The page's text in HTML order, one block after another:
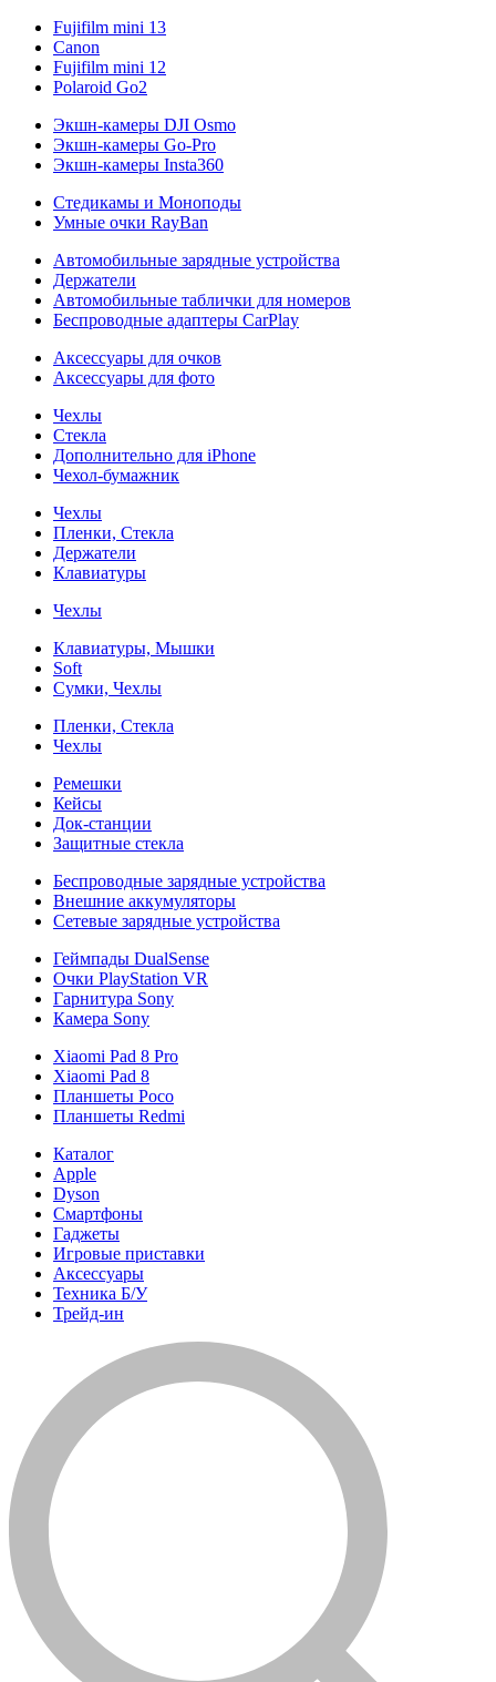
Fujifilm mini 13
Canon
Fujifilm mini 12
Polaroid Go2
Экшн-камеры DJI Osmo
Экшн-камеры Go-Pro
Экшн-камеры Insta360
Стедикамы и Моноподы
Умные очки RayBan
Автомобильные зарядные устройства
Держатели
Автомобильные таблички для номеров
Беспроводные адаптеры CarPlay
Аксессуары для очков
Аксессуары для фото
Чехлы
Стекла
Дополнительно для iPhone
Чехол-бумажник
Чехлы
Пленки, Стекла
Держатели
Клавиатуры
Чехлы
Клавиатуры, Мышки
Soft
Сумки, Чехлы
Пленки, Стекла
Чехлы
Ремешки
Кейсы
Док-станции
Защитные стекла
Беспроводные зарядные устройства
Внешние аккумуляторы
Сетевые зарядные устройства
Геймпады DualSense
Очки PlayStation VR
Гарнитура Sony
Камера Sony
Xiaomi Pad 8 Pro
Xiaomi Pad 8
Планшеты Poco
Планшеты Redmi
Каталог
Apple
Dyson
Смартфоны
Гаджеты
Игровые приставки
Аксессуары
Техника Б/У
Трейд-ин